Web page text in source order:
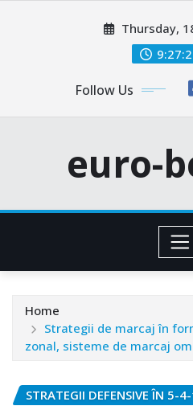
Thursday,
Follow Us
euro-
Home
Strategii de marcaj în
zonal, sisteme de marcaj
STRATEGII DEFENSIVE ÎN 5-4-